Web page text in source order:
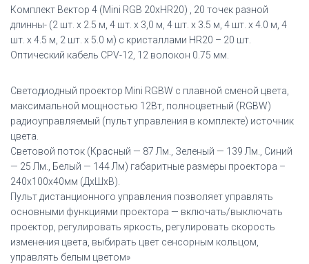
Комплект Вектор 4 (Mini RGB 20хHR20) , 20 точек разной
длинны- (2 шт. х 2.5 м, 4 шт. х 3,0 м, 4 шт. х 3.5 м, 4 шт. х 4.0 м, 4
шт. х 4.5 м, 2 шт. х 5.0 м) с кристаллами HR20 – 20 шт.
Оптический кабель CPV-12, 12 волокон 0.75 мм.
Светодиодный проектор Mini RGBW с плавной сменой цвета,
максимальной мощностью 12Вт, полноцветный (RGBW)
радиоуправляемый (пульт управления в комплекте) источник
цвета.
Световой поток (Красный — 87 Лм., Зеленый — 139 Лм., Синий
— 25 Лм., Белый — 144 Лм) габаритные размеры проектора –
240х100х40мм (ДхШхВ).
Пульт дистанционного управления позволяет управлять
основными функциями проектора — включать/выключать
проектор, регулировать яркость, регулировать скорость
изменения цвета, выбирать цвет сенсорным кольцом,
управлять белым цветом»